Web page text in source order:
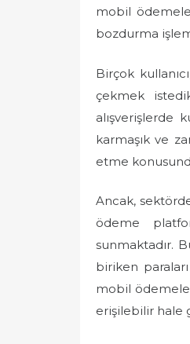
mobil
bozdurma
Birçok
çekmek
alışverişlerde
karmaşık ve
etme
Ancak,
ödeme
sunmaktadır.
biriken
mobil
erişilebilir hale